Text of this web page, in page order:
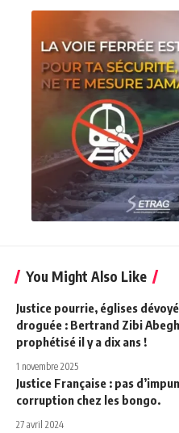
You Might Also Like
Justice pourrie, églises
droguée : Bertrand Zibi
prophétisé il y a dix ans !
1 novembre 2025
Justice Française : pas
corruption chez les bongo.
27 avril 2024